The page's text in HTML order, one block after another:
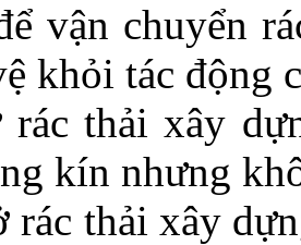
vận chuyển
khỏi tác động
rác thải xây
kín nhưng
rác thải xây